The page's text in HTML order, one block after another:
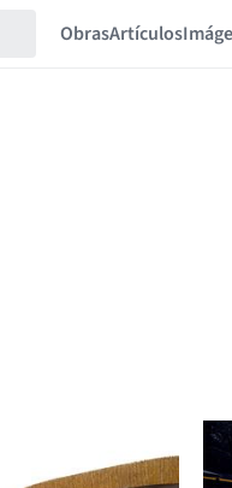
ObrasArtículos